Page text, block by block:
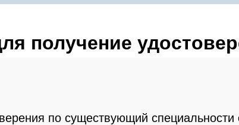
получение
по существующий